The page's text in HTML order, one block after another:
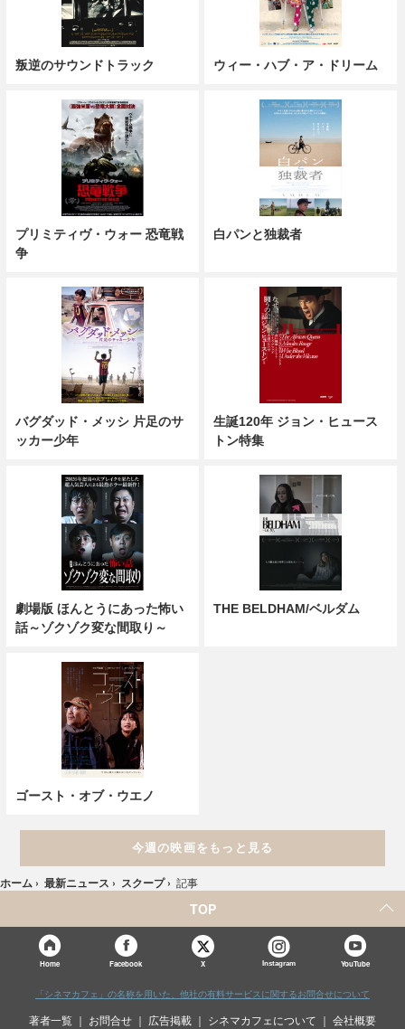
叛逆のサウンドトラック ウィー・ハブ・ア・ドリーム
プリミティヴ・ウォー 恐竜戦
争
白パンと独裁者
バグダッド・メッシ 片足のサ
ッカー少年
生誕120年 ジョン・ヒュース
トン特集
劇場版 ほんとうにあった怖い
話～ゾクゾク変な間取り～
THE BELDHAM/ベルダム
ゴースト・オブ・ウエノ
今週の映画をもっと見る
ホーム › 最新ニュース › スクープ › 記事
TOP
Home Facebook X Instagram YouTube
「シネマカフェ」の名称を用いた、他社の有料サービスに関するお問合せについて
著者一覧 お問合せ 広告掲載 シネマカフェについて 会社概要